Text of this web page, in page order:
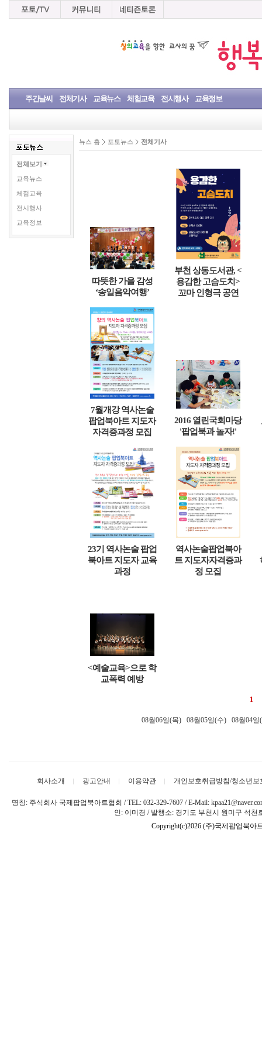
주간날씨 전체기사 교육뉴스 체험교육 전시행사 교육정보
전체보기
교육뉴스
체험교육
전시행사
교육정보
뉴스 홈 포토뉴스 전체기사
따뜻한 가을 감성
‘송일음악여행’
부천 상동도서관, <
용감한 고슴도치>
꼬마 인형극 공연
7월개강 역사논술
팝업북아트 지도자
자격증과정 모집
2016 열린국회마당
'팝업북과 놀자!'
23기 역사논술 팝업
북아트 지도자 교육
과정
역사논술팝업북아
트 지도자자격증과
정 모집
<예술교육>으로 학
교폭력 예방
1
08월06일(목) 08월05일(수) 08월04일
회사소개 광고안내 이용약관 개인보호취급방침/청소년보
명칭: 주식회사 국제팝업북아트협회 / TEL: 032-329-7607 / E-Mail:
인: 이미경 / 발행소: 경기도 부천시 원미구 석천
Copyright(c)2026 (주)국제팝업북아